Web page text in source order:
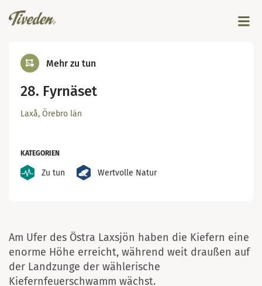
Mehr zu tun
28. Fyrnäset
Laxå, Örebro län
KATEGORIEN
Zu tun Wertvolle Natur
Am Ufer des Östra Laxsjön haben die Kiefern eine
enorme Höhe erreicht, während weit draußen auf
der Landzunge der wählerische
Kiefernfeuerschwamm wächst.